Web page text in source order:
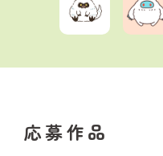
応募作品